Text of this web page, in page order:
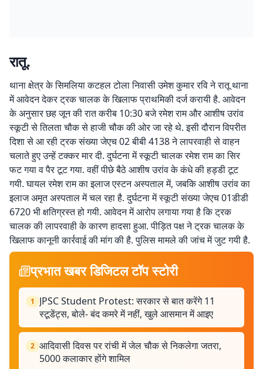
रातू.
थाना क्षेत्र के सिमलिया कटहल टोला निवासी उमेश कुमार रवि ने रातू थाना
में आवेदन देकर ट्रक चालक के खिलाफ प्राथमिकी दर्ज करायी है. आवेदन
के अनुसार छह जून की रात करीब 10:30 बजे रमेश राम और आशीष उरांव
स्कूटी से तिलता चौक से हाजी चौक की ओर जा रहे थे. इसी दौरान विपरीत
दिशा से आ रही ट्रक संख्या जेएच 02 बीबी 4138 ने लापरवाही से वाहन
चलाते हुए उन्हें टक्कर मार दी. दुर्घटना में स्कूटी चालक रमेश राम का सिर
फट गया व पैर टूट गया. वहीं पीछे बैठे आशीष उरांव के कंधे की हड्डी टूट
गयी. घायल रमेश राम का इलाज एस्टन अस्पताल में, जबकि आशीष उरांव का
इलाज अमृत अस्पताल में चल रहा है. दुर्घटना में स्कूटी संख्या जेएच 01डीडी
6720 भी क्षतिग्रस्त हो गयी. आवेदन में आरोप लगाया गया है कि ट्रक
चालक की लापरवाही के कारण हादसा हुआ. पीड़ित पक्ष ने ट्रक चालक के
खिलाफ कानूनी कार्रवाई की मांग की है. पुलिस मामले की जांच में जुट गयी है.
प्रभात खबर डिजिटल टॉप स्टोरी
1
JPSC Student Protest: सरकार से बात करेंगे 11
स्टूडेंट्स, बोले- बंद कमरे में नहीं, खुले आसमान में आइए
2 आदिवासी दिवस पर रांची में जेल चौक से निकलेगा जतरा,
5000 कलाकार होंगे शामिल